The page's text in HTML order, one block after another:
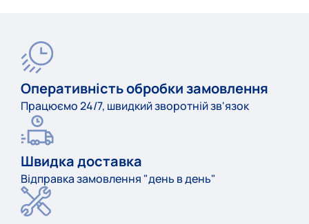
Оперативність обробки замовлення
Працюємо 24/7, швидкий зворотній зв'язок
Швидка доставка
Відправка замовлення "день в день"